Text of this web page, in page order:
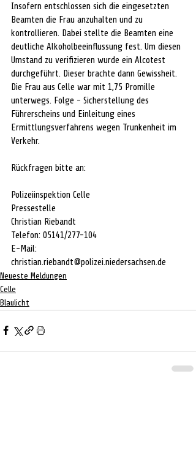
Insofern entschlossen sich die eingesetzten
Beamten die Frau anzuhalten und zu
kontrollieren. Dabei stellte die Beamten eine
deutliche Alkoholbeeinflussung fest. Um diesen
Umstand zu verifizieren wurde ein Alcotest
durchgeführt. Dieser brachte dann Gewissheit.
Die Frau aus Celle war mit 1,75 Promille
unterwegs. Folge - Sicherstellung des
Führerscheins und Einleitung eines
Ermittlungsverfahrens wegen Trunkenheit im
Verkehr.
Rückfragen bitte an:
Polizeiinspektion Celle
Pressestelle
Christian Riebandt
Telefon: 05141/277-104
E-Mail:
christian.riebandt@polizei.niedersachsen.de
Neueste Meldungen
Celle
Blaulicht